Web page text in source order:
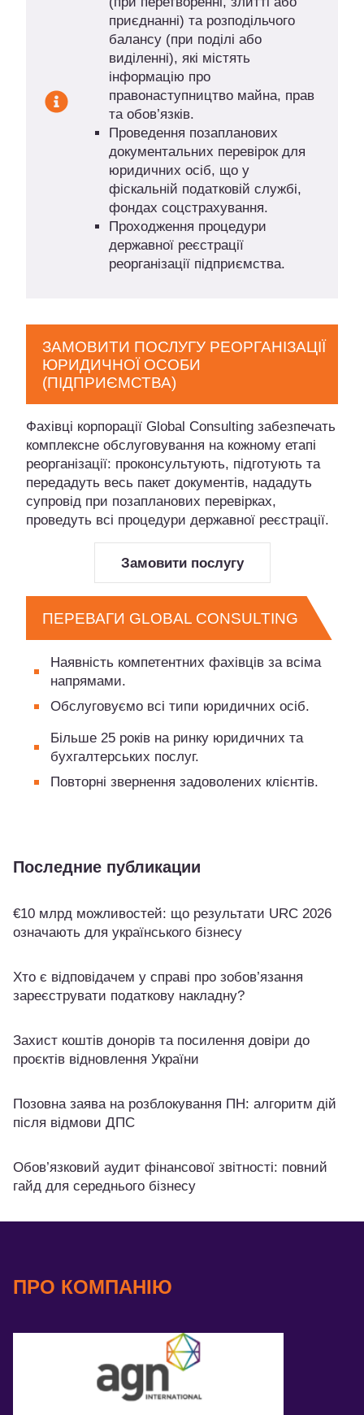
приєднанні) та розподільчого
балансу (при поділі або
виділенні), які містять
інформацію про
правонаступництво майна, прав
та обов’язків.
Проведення позапланових
документальних перевірок для
юридичних осіб, що у
фіскальній податковій службі,
фондах соцстрахування.
Проходження процедури
державної реєстрації
реорганізації підприємства.
ЗАМОВИТИ ПОСЛУГУ РЕОРГАНІЗАЦІЇ
ЮРИДИЧНОЇ ОСОБИ
(ПІДПРИЄМСТВА)
Фахівці корпорації Global Consulting забезпечать
комплексне обслуговування на кожному етапі
реорганізації: проконсультують, підготують та
передадуть весь пакет документів, нададуть
супровід при позапланових перевірках,
проведуть всі процедури державної реєстрації.
Замовити послугу
ПЕРЕВАГИ GLOBAL CONSULTING
Наявність компетентних фахівців за всіма
напрямами.
Обслуговуємо всі типи юридичних осіб.
Більше 25 років на ринку юридичних та
бухгалтерських послуг.
Повторні звернення задоволених клієнтів.
Последние публикации
€10 млрд можливостей: що результати URC 2026
означають для українського бізнесу
Хто є відповідачем у справі про зобов’язання
зареєструвати податкову накладну?
Захист коштів донорів та посилення довіри до
проєктів відновлення України
Позовна заява на розблокування ПН: алгоритм дій
після відмови ДПС
Обов’язковий аудит фінансової звітності: повний
гайд для середнього бізнесу
ПРО КОМПАНІЮ